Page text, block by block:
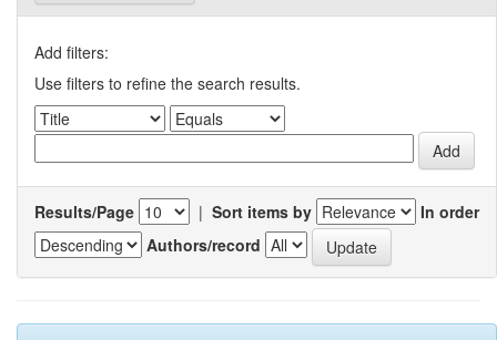
Add filters:
Use filters to refine the search results.
Results/Page | Sort items by
In order
Authors/record